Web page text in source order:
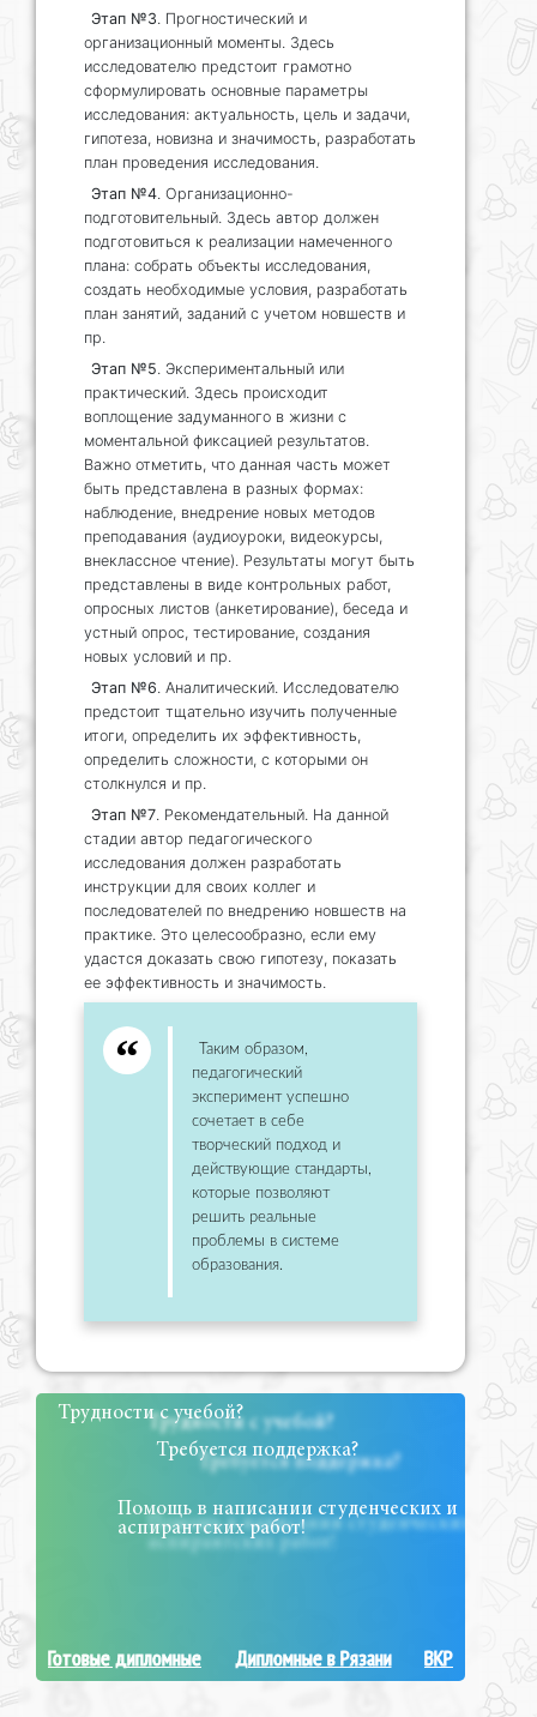
Этап №3 . Прогностический и
организационный моменты. Здесь
исследователю предстоит грамотно
сформулировать основные параметры
исследования: актуальность, цель и задачи,
гипотеза, новизна и значимость, разработать
план проведения исследования.
Этап №4 . Организационно-
подготовительный. Здесь автор должен
подготовиться к реализации намеченного
плана: собрать объекты исследования,
создать необходимые условия, разработать
план занятий, заданий с учетом новшеств и
пр.
Этап №5 . Экспериментальный или
практический. Здесь происходит
воплощение задуманного в жизни с
моментальной фиксацией результатов.
Важно отметить, что данная часть может
быть представлена в разных формах:
наблюдение, внедрение новых методов
преподавания (аудиоуроки, видеокурсы,
внеклассное чтение). Результаты могут быть
представлены в виде контрольных работ,
опросных листов (анкетирование), беседа и
устный опрос, тестирование, создания
новых условий и пр.
Этап №6 . Аналитический. Исследователю
предстоит тщательно изучить полученные
итоги, определить их эффективность,
определить сложности, с которыми он
столкнулся и пр.
Этап №7 . Рекомендательный. На данной
стадии автор педагогического
исследования должен разработать
инструкции для своих коллег и
последователей по внедрению новшеств на
практике. Это целесообразно, если ему
удастся доказать свою гипотезу, показать
ее эффективность и значимость.
Таким образом,
педагогический
эксперимент успешно
сочетает в себе
творческий подход и
действующие стандарты,
которые позволяют
решить реальные
проблемы в системе
образования.
Трудности с учебой?
Требуется поддержка?
Помощь в написании студенческих и
аспирантских работ!
Готовые дипломные Дипломные в Рязани ВКР